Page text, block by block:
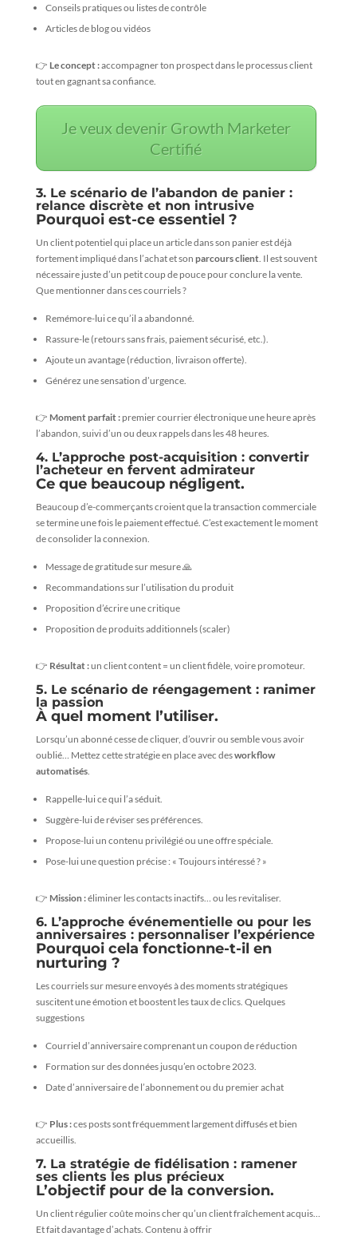
Conseils pratiques ou listes de contrôle
Articles de blog ou vidéos
👉 Le concept :accompagner ton prospect dans le processus client
tout en gagnant sa confiance.
Je veux devenir Growth Marketer
Certifié
3. Le scénario de l’abandon de panier :
relance discrète et non intrusive
Pourquoi est-ce essentiel ?
Un client potentiel qui place un article dans son panier est déjà
fortement impliqué dans l’achat et son parcours client. Il est souvent
nécessaire juste d’un petit coup de pouce pour conclure la vente.
Que mentionner dans ces courriels ?
Remémore-lui ce qu’il a abandonné.
Rassure-le (retours sans frais, paiement sécurisé, etc.).
Ajoute un avantage (réduction, livraison offerte).
Générez une sensation d’urgence.
👉 Moment parfait :premier courrier électronique une heure après
l’abandon, suivi d’un ou deux rappels dans les 48 heures.
4. L’approche post-acquisition : convertir
l’acheteur en fervent admirateur
Ce que beaucoup négligent.
Beaucoup d’e-commerçants croient que la transaction commerciale
se termine une fois le paiement effectué. C’est exactement le moment
de consolider la connexion.
Message de gratitude sur mesure 🙏
Recommandations sur l’utilisation du produit
Proposition d’écrire une critique
Proposition de produits additionnels (scaler)
👉 Résultat :un client content = un client fidèle, voire promoteur.
5. Le scénario de réengagement : ranimer
la passion
À quel moment l’utiliser.
Lorsqu’un abonné cesse de cliquer, d’ouvrir ou semble vous avoir
oublié… Mettez cette stratégie en place avec desworkflow
automatisés.
Rappelle-lui ce qui l’a séduit.
Suggère-lui de réviser ses préférences.
Propose-lui un contenu privilégié ou une offre spéciale.
Pose-lui une question précise : « Toujours intéressé ? »
👉 Mission :éliminer les contacts inactifs… ou les revitaliser.
6. L’approche événementielle ou pour les
anniversaires : personnaliser l’expérience
Pourquoi cela fonctionne-t-il en
nurturing ?
Les courriels sur mesure envoyés à des moments stratégiques
suscitent une émotion et boostent les taux de clics. Quelques
suggestions
Courriel d’anniversaire comprenant un coupon de réduction
Formation sur des données jusqu’en octobre 2023.
Date d’anniversaire de l’abonnement ou du premier achat
👉 Plus :ces posts sont fréquemment largement diffusés et bien
accueillis.
7. La stratégie de fidélisation : ramener
ses clients les plus précieux
L’objectif pour de la conversion.
Un client régulier coûte moins cher qu’un client fraîchement acquis…
Et fait davantage d’achats. Contenu à offrir